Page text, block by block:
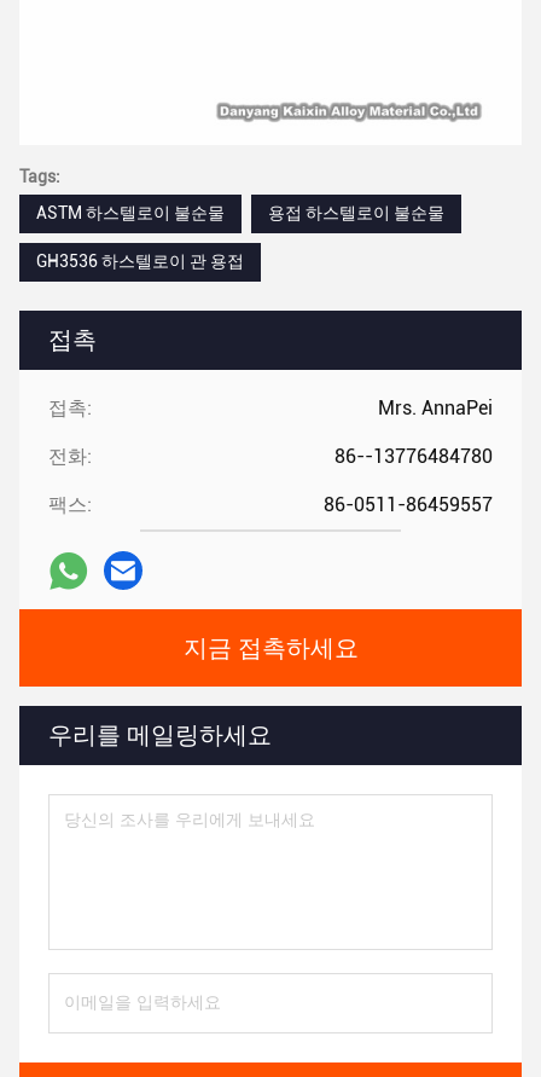
접촉
접촉: Mrs. AnnaPei
전화: 86--13776484780
팩스: 86-0511-86459557
지금 접촉하세요
우리를 메일링하세요
Tags:
ASTM 하스텔로이 불순물
용접 하스텔로이 불순물
GH3536 하스텔로이 관 용접